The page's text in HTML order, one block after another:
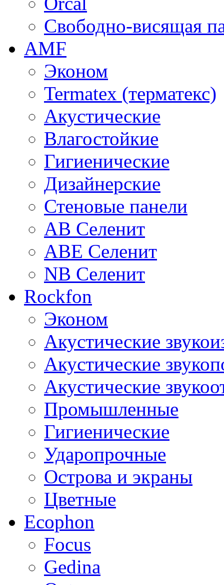
Свободно-висящая
AMF
Эконом
Termatex (терматекс)
Акустические
Влагостойкие
Гигиенические
Дизайнерские
Стеновые панели
AB Селенит
ABE Селенит
NB Селенит
Rockfon
Эконом
Акустические
Акустические
Акустические
Промышленные
Гигиенические
Ударопрочные
Острова и экраны
Цветные
Ecophon
Focus
Gedina